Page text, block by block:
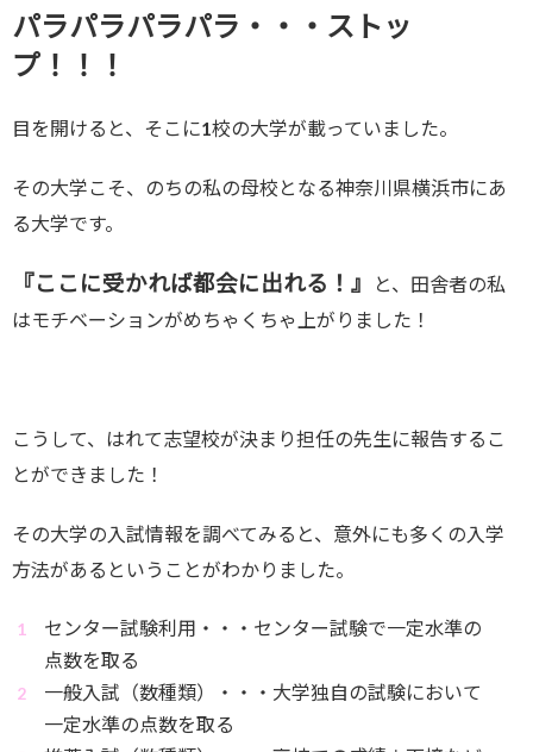
パラパラパラパラ・・・ストッ
プ！！！
目を開けると、そこに1校の大学が載っていました。
その大学こそ、のちの私の母校となる神奈川県横浜市にあ
る大学です。
『ここに受かれば都会に出れる！』
と、田舎者の私
はモチベーションがめちゃくちゃ上がりました！
こうして、はれて志望校が決まり担任の先生に報告するこ
とができました！
その大学の入試情報を調べてみると、意外にも多くの入学
方法があるということがわかりました。
センター試験利用・・・センター試験で一定水準の
点数を取る
一般入試（数種類）・・・大学独自の試験において
一定水準の点数を取る